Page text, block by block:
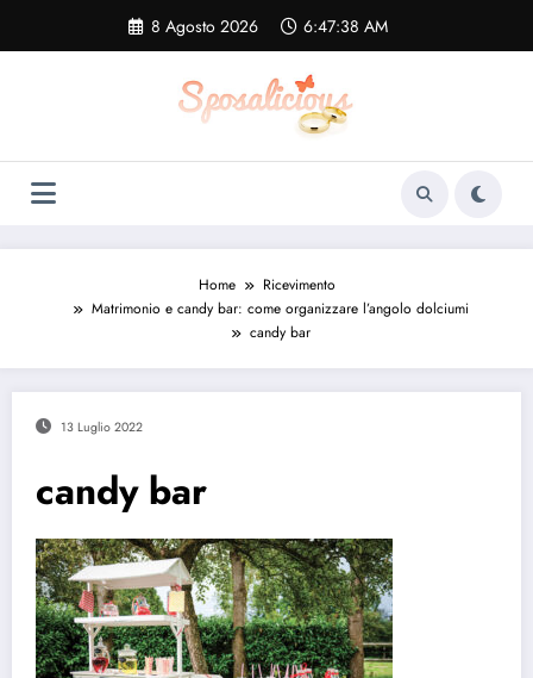
contenuto
8 Agosto 2026 6:47:39 AM
Home
Ricevimento
Matrimonio e candy bar: come organizzare l’angolo dolciumi
candy bar
13 Luglio 2022
candy bar